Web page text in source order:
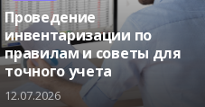
Проведение
инвентаризации по
правилам и советы для
точного учета
12.07.2026